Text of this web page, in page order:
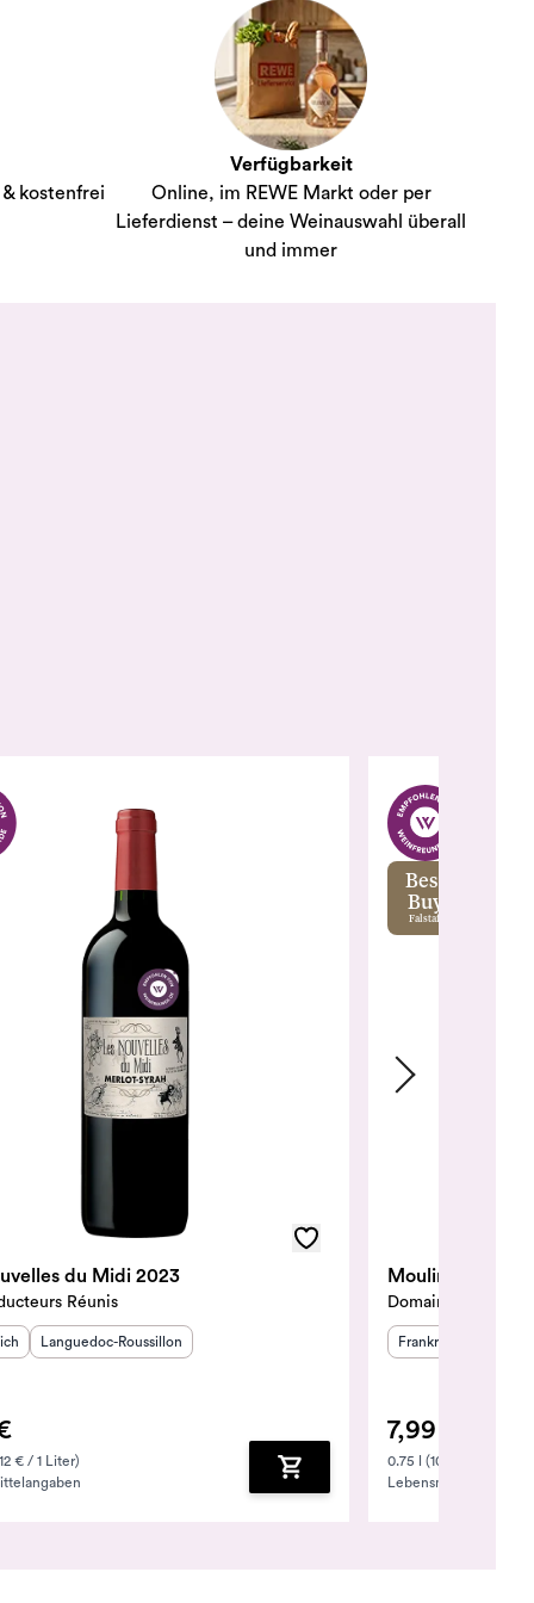
kostenfrei
Verfügbarkeit
Online, im REWE Markt oder per
Lieferdienst – deine Weinauswahl überall
und immer
du Midi 2023
Réunis
:Herkunftsregion:
Languedoc-Roussillon
€ / 1 Liter)
Zum Warenkorb hinzufügen
Best
Buy
Falstaff
Moulin Saint-
Domaine Moulin
Herkunftsland
Frankreich
7,99 €
0.75 l (10.65 € / 1 Liter)
Lebensmittelangaben